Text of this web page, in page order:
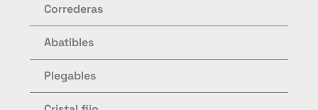
Correderas
Abatibles
Plegables